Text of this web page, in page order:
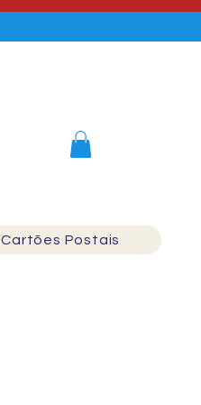
Cartões Postais